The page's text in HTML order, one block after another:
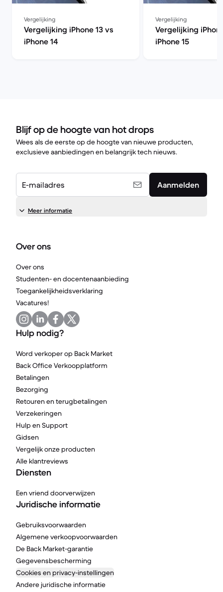
Vergelijking
Vergelijking iPhone 13 vs
iPhone 14
Vergelijking
Vergelijking
iPhone 15
Blijf op de hoogte van hot drops
Wees als de eerste op de hoogte van nieuwe producten,
exclusieve aanbiedingen en belangrijk tech nieuws.
E-mailadres Aanmelden
Meer informatie
Over ons
Over ons
Studenten- en docentenaanbieding
Toegankelijkheidsverklaring
Vacatures!
Hulp nodig?
Word verkoper op Back Market
Back Office Verkoopplatform
Betalingen
Bezorging
Retouren en terugbetalingen
Verzekeringen
Hulp en Support
Gidsen
Vergelijk onze producten
Alle klantreviews
Diensten
Een vriend doorverwijzen
Juridische informatie
Gebruiksvoorwaarden
Algemene verkoopvoorwaarden
De Back Market-garantie
Gegevensbescherming
Cookies en privacy-instellingen
Andere juridische informatie